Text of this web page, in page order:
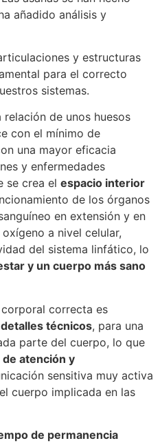
añadido análisis y
y estructuras
para el correcto
sistemas.
de unos huesos
con el mínimo de
una mayor eficacia
y enfermedades
se crea el espacio interior
de los órganos
en extensión y en
a nivel celular,
del sistema linfático, lo
y un cuerpo más sano
correcta es
técnicos, para una
parte del cuerpo, lo que
de atención y
sensitiva muy activa
cuerpo implicada en las
de permanencia